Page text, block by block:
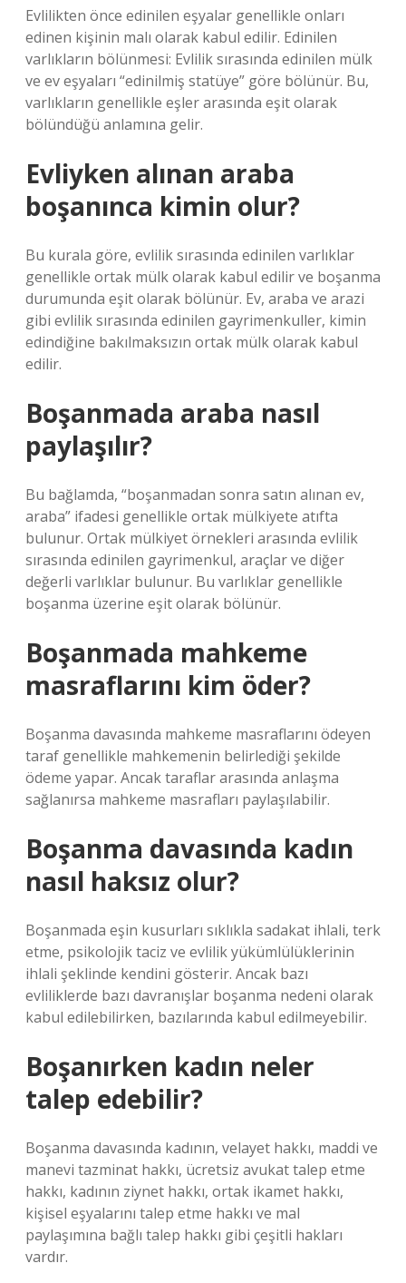
Evlilikten önce edinilen eşyalar genellikle onları
edinen kişinin malı olarak kabul edilir. Edinilen
varlıkların bölünmesi: Evlilik sırasında edinilen mülk
ve ev eşyaları “edinilmiş statüye” göre bölünür. Bu,
varlıkların genellikle eşler arasında eşit olarak
bölündüğü anlamına gelir.
Evliyken alınan araba
boşanınca kimin olur?
Bu kurala göre, evlilik sırasında edinilen varlıklar
genellikle ortak mülk olarak kabul edilir ve boşanma
durumunda eşit olarak bölünür. Ev, araba ve arazi
gibi evlilik sırasında edinilen gayrimenkuller, kimin
edindiğine bakılmaksızın ortak mülk olarak kabul
edilir.
Boşanmada araba nasıl
paylaşılır?
Bu bağlamda, “boşanmadan sonra satın alınan ev,
araba” ifadesi genellikle ortak mülkiyete atıfta
bulunur. Ortak mülkiyet örnekleri arasında evlilik
sırasında edinilen gayrimenkul, araçlar ve diğer
değerli varlıklar bulunur. Bu varlıklar genellikle
boşanma üzerine eşit olarak bölünür.
Boşanmada mahkeme
masraflarını kim öder?
Boşanma davasında mahkeme masraflarını ödeyen
taraf genellikle mahkemenin belirlediği şekilde
ödeme yapar. Ancak taraflar arasında anlaşma
sağlanırsa mahkeme masrafları paylaşılabilir.
Boşanma davasında kadın
nasıl haksız olur?
Boşanmada eşin kusurları sıklıkla sadakat ihlali, terk
etme, psikolojik taciz ve evlilik yükümlülüklerinin
ihlali şeklinde kendini gösterir. Ancak bazı
evliliklerde bazı davranışlar boşanma nedeni olarak
kabul edilebilirken, bazılarında kabul edilmeyebilir.
Boşanırken kadın neler
talep edebilir?
Boşanma davasında kadının, velayet hakkı, maddi ve
manevi tazminat hakkı, ücretsiz avukat talep etme
hakkı, kadının ziynet hakkı, ortak ikamet hakkı,
kişisel eşyalarını talep etme hakkı ve mal
paylaşımına bağlı talep hakkı gibi çeşitli hakları
vardır.